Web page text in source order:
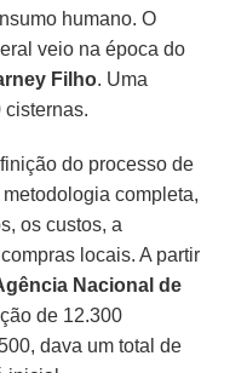
humano. O
veio na época do
Filho. Uma
cisternas.
do processo de
completa,
os custos, a
locais. A partir
Nacional de
de 12.300
dava um total de